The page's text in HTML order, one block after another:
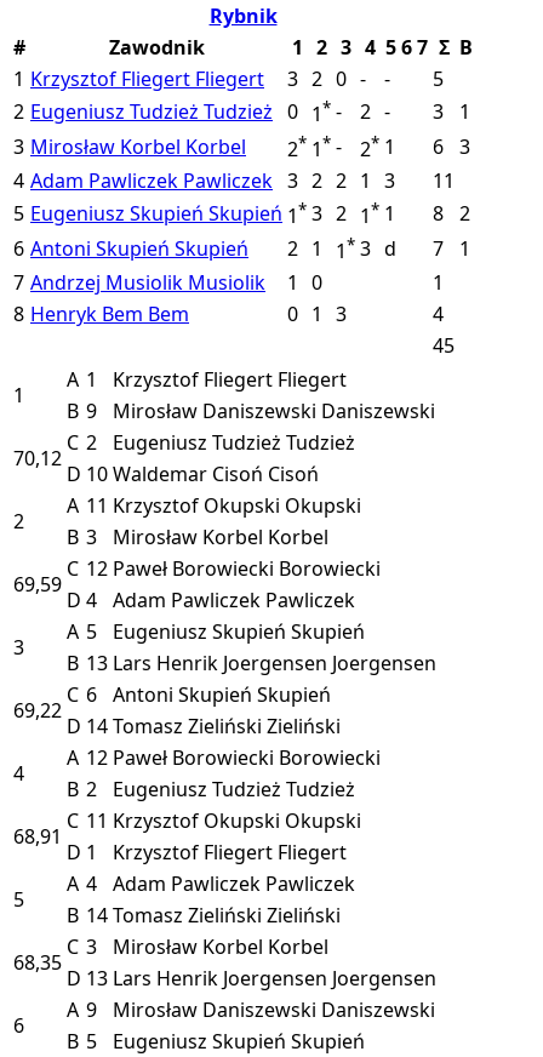
Rybnik
#
Zawodnik 1 2 3 4 5 67 Σ B
1 Krzysztof Fliegert Fliegert 3 2 0 - -
5
2 Eugeniusz Tudzież Tudzież 0 1* - 2 - 3
1
3 Mirosław Korbel Korbel 2* 1* - 2* 1 6 3
4 Adam Pawliczek Pawliczek 3 2 2 1 3
11
5 Eugeniusz Skupień Skupień 1* 3 2 1* 1 8 2
6 Antoni Skupień Skupień 2 1 1* 3 d 7
1
7 Andrzej Musiolik Musiolik 1 0
1
8 Henryk Bem Bem 0 1 3
4
45
1
A 1 Krzysztof Fliegert Fliegert
B 9 Mirosław Daniszewski Daniszewski
70,12
C 2 Eugeniusz Tudzież Tudzież
D 10Waldemar Cisoń Cisoń
2
A 11 Krzysztof Okupski Okupski
B 3 Mirosław Korbel Korbel
69,59
C 12 Paweł Borowiecki Borowiecki
D 4 Adam Pawliczek Pawliczek
3
A 5 Eugeniusz Skupień Skupień
B 13 Lars Henrik Joergensen Joergensen
69,22
C 6 Antoni Skupień Skupień
D 14Tomasz Zieliński Zieliński
4
A 12 Paweł Borowiecki Borowiecki
B 2 Eugeniusz Tudzież Tudzież
68,91
C 11 Krzysztof Okupski Okupski
D 1 Krzysztof Fliegert Fliegert
5
A 4 Adam Pawliczek Pawliczek
B 14Tomasz Zieliński Zieliński
68,35
C 3 Mirosław Korbel Korbel
D 13 Lars Henrik Joergensen Joergensen
6
A 9 Mirosław Daniszewski Daniszewski
B 5 Eugeniusz Skupień Skupień